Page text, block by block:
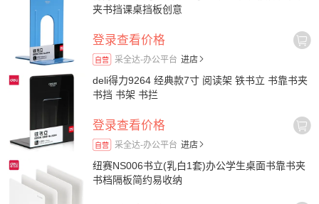
夹书挡课桌挡板创意
登录查看价格
自营 采全达-办公平台 进店
deli得力9264 经典款7寸 阅读架 铁书立 书靠书夹
书挡 书架 书拦
登录查看价格
自营 采全达-办公平台 进店
纽赛NS006书立(乳白1套)办公学生桌面书靠书夹
书档隔板简约易收纳